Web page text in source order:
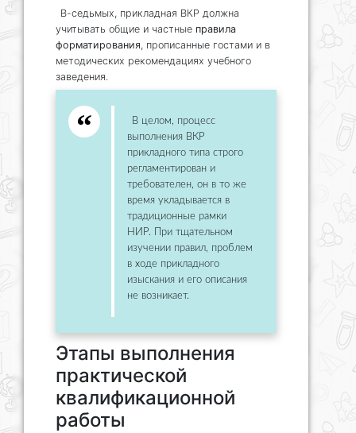
В-седьмых, прикладная ВКР должна
учитывать общие и частные правила
форматирования, прописанные гостами и в
методических рекомендациях учебного
заведения.
В целом, процесс
выполнения ВКР
прикладного типа строго
регламентирован и
требователен, он в то же
время укладывается в
традиционные рамки
НИР. При тщательном
изучении правил, проблем
в ходе прикладного
изыскания и его описания
не возникает.
Этапы выполнения
практической
квалификационной
работы